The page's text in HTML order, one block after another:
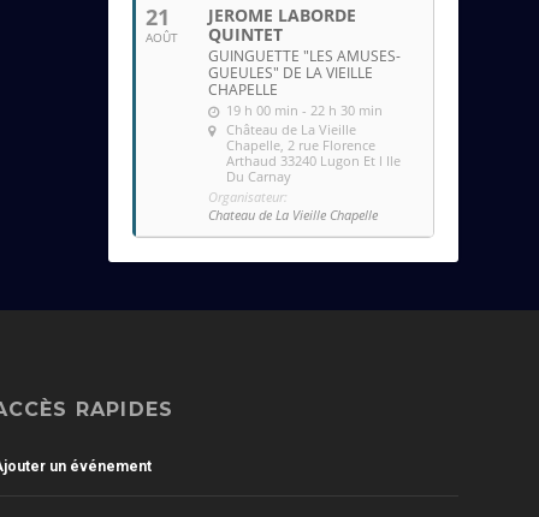
21
AOÛT
JEROME LABORDE
QUINTET
GUINGUETTE "LES AMUSES-
GUEULES" DE LA VIEILLE
CHAPELLE
19 h 00 min - 22 h 30 min
Château de La Vieille
Chapelle , 2 rue Florence
Arthaud 33240 Lugon Et l Ile
Du Carnay
Organisateur:
Chateau de La Vieille Chapelle
RAPIDES
un événement